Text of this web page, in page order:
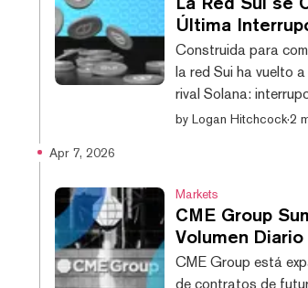
Última
Construida para
la red Sui ha vuelto
rival Solana:
por primera vez el
by Logan Hitchcock·2
Apr 7, 2026
Markets
CME Group
Volumen
CME Group está
de contratos de